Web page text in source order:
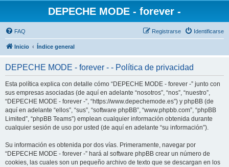
DEPECHE MODE - forever -
FAQ Identificarse
Registrarse
Inicio Índice general
DEPECHE MODE - forever - - Política de privacidad
Esta política explica con detalle cómo “DEPECHE MODE - forever -” junto con
sus empresas asociadas (de aquí en adelante “nosotros”, “nos”, “nuestro”,
“DEPECHE MODE - forever -”, “https://www.depechemode.es”) y phpBB (de
aquí en adelante “ellos”, “sus”, “software phpBB”, “www.phpbb.com”, “phpBB
Limited”, “phpBB Teams”) emplean cualquier información obtenida durante
cualquier sesión de uso por usted (de aquí en adelante “su información”).
Su información es obtenida por dos vías. Primeramente, navegar por
“DEPECHE MODE - forever -” hará al software phpBB crear un número de
cookies, las cuales son un pequeño archivo de texto que se descargan en los